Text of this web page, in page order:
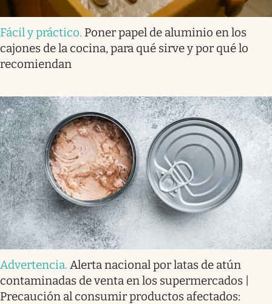
Fácil y práctico. Poner papel de aluminio en los
cajones de la cocina, para qué sirve y por qué lo
recomiendan
Advertencia. Alerta nacional por latas de atún
contaminadas de venta en los supermercados |
Precaución al consumir productos afectados: